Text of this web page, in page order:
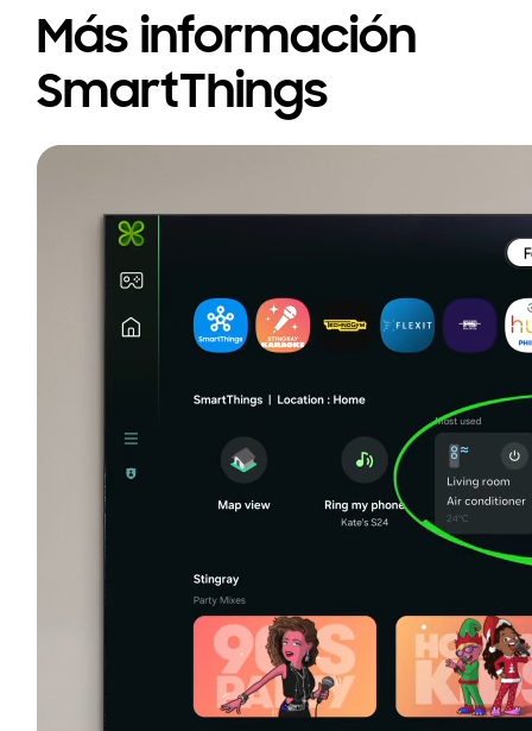
Más información
SmartThings